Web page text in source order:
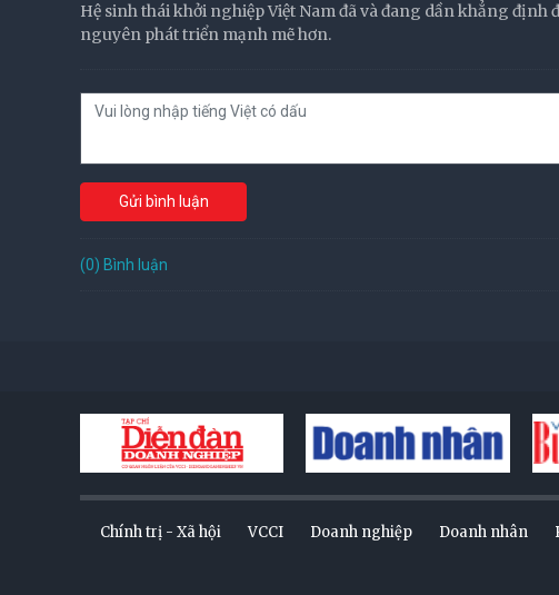
Hệ sinh thái khởi nghiệp Việt Nam đã và đang dần khẳng
nguyên phát triển mạnh mẽ hơn.
Gửi bình luận
(0) Bình luận
Chính trị - Xã hội VCCI Doanh nghiệp Doanh nhân